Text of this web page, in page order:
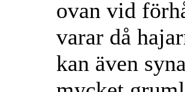
ovan vid
varar då
kan även